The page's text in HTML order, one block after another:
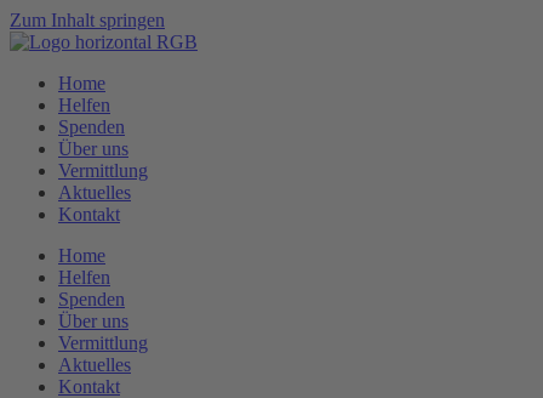
Zum Inhalt springen
Home
Helfen
Spenden
Über uns
Vermittlung
Aktuelles
Kontakt
Home
Helfen
Spenden
Über uns
Vermittlung
Aktuelles
Kontakt